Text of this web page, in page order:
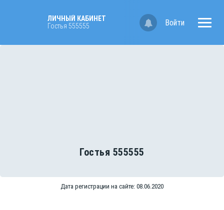
ЛИЧНЫЙ КАБИНЕТ
Гостья 555555
Войти
Гостья 555555
Дата регистрации на сайте: 08.06.2020